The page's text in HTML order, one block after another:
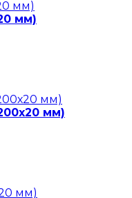
мм)
мм)